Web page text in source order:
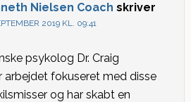
Nielsen Coach skriver
2019 KL. 09:41
psykolog Dr. Craig
arbejdet fokuseret med disse
og har skabt en